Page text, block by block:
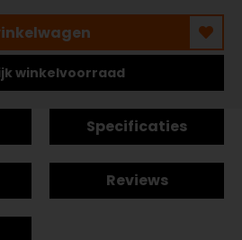
winkelvoorraad
Specificaties
Reviews